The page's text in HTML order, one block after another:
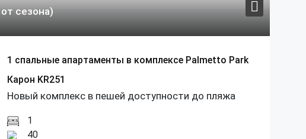
от сезона)
1 спальные апартаменты в комплексе Palmetto Park
Карон KR251
Новый комплекс в пешей доступности до пляжа
1
40